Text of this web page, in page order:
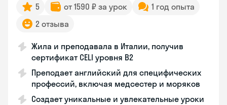
5 от 1590 ₽ за урок
1 год опыта
2 отзыва
Жила и преподавала в Италии, получив
сертификат CELI уровня В2
Преподает английский для специфических
профессий, включая медсестер и моряков
Создает уникальные и увлекательные уроки